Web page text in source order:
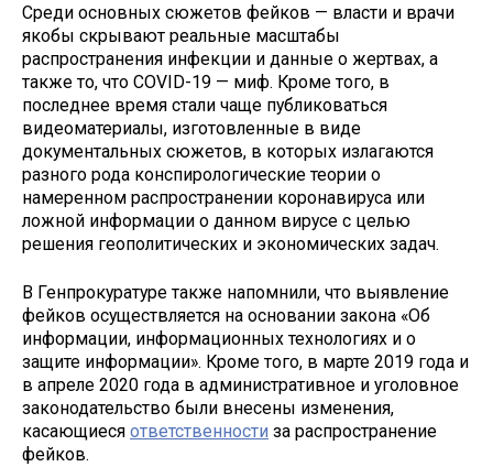
Среди основных сюжетов фейков — власти и врачи
якобы скрывают реальные масштабы
распространения инфекции и данные о жертвах, а
также то, что COVID-19 — миф. Кроме того, в
последнее время стали чаще публиковаться
видеоматериалы, изготовленные в виде
документальных сюжетов, в которых излагаются
разного рода конспирологические теории о
намеренном распространении коронавируса или
ложной информации о данном вирусе с целью
решения геополитических и экономических задач.
В Генпрокуратуре также напомнили, что выявление
фейков осуществляется на основании закона «Об
информации, информационных технологиях и о
защите информации». Кроме того, в марте 2019 года и
в апреле 2020 года в административное и уголовное
законодательство были внесены изменения,
касающиеся ответственности за распространение
фейков.